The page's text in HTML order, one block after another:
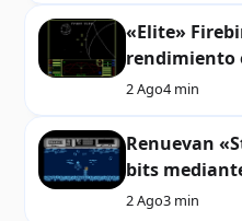
«Elite»
rendimiento
2 Ago4 min
Renuevan
bits
2 Ago3 min